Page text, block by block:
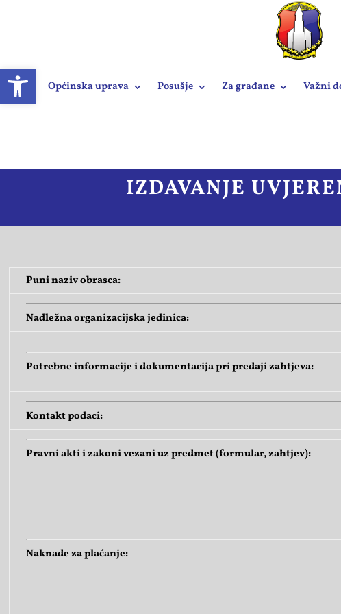
Open toolbarOpćinska uprava Posušje Za građane Važni
IZDAVANJE
Puni naziv obrasca:
Nadležna organizacijska jedinica:
Potrebne informacije i dokumentacija pri predaji zahtjeva:
Kontakt podaci:
Pravni akti i zakoni vezani uz predmet (formular, zahtjev):
Naknade za plaćanje: